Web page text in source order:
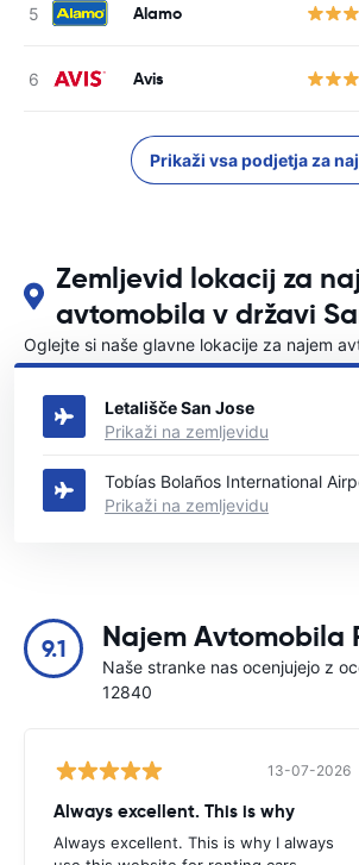
Alamo
Avis
Prikaži vsa podjetja za
Zemljevid lokacij za
avtomobila v državi
Oglejte si naše glavne lokacije za najem
San José
Letališče San Jose
Prikaži na zemljevidu
Tobías Bolaños International
Prikaži na zemljevidu
9.1 Najem Avtomobila
Naše stranke nas ocenjujejo z
12840
13-07-2026
Always excellent. This is why
Always excellent. This is why I always